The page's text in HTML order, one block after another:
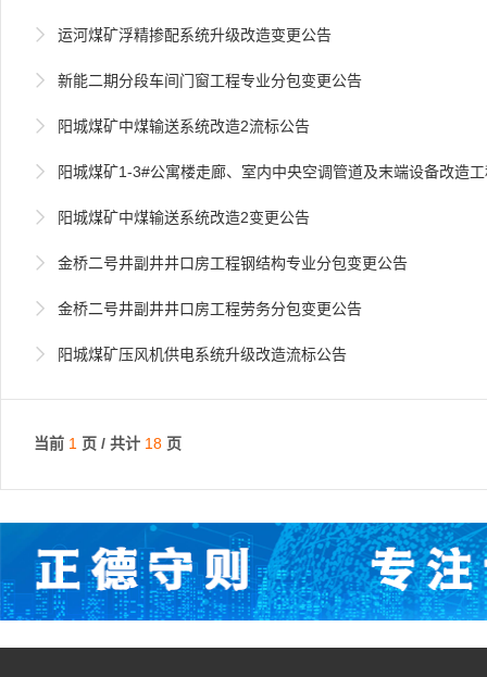
 运河煤矿浮精掺配系统升级改造变更公告
 新能二期分段车间门窗工程专业分包变更公告
 阳城煤矿中煤输送系统改造2流标公告
 阳城煤矿1-3#公寓楼走廊、室内中央空调管道及末端设备改造
 阳城煤矿中煤输送系统改造2变更公告
 金桥二号井副井井口房工程钢结构专业分包变更公告
 金桥二号井副井井口房工程劳务分包变更公告
 阳城煤矿压风机供电系统升级改造流标公告
当前 1 页 / 共计 18 页